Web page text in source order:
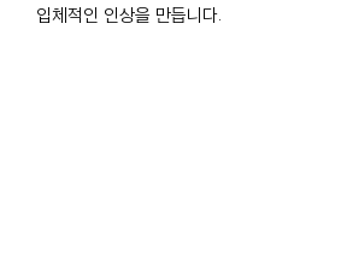
입체적인 인상을 만듭니다.